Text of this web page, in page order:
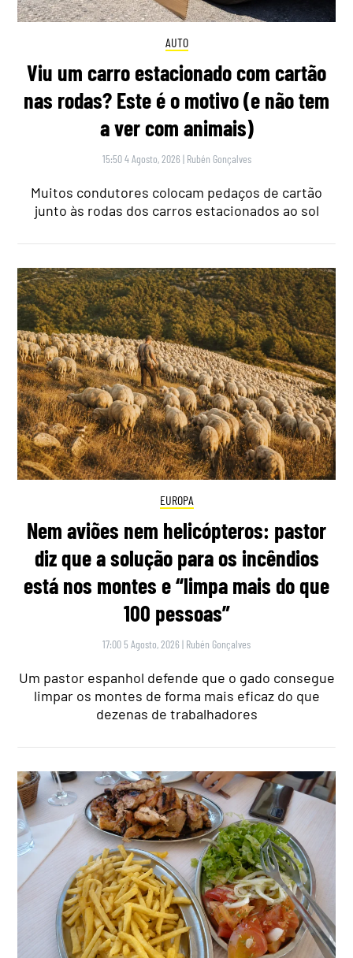
AUTO
Viu um carro estacionado com cartão
nas rodas? Este é o motivo (e não tem
a ver com animais)
15:50 4 Agosto, 2026 | Rubén Gonçalves
Muitos condutores colocam pedaços de cartão
junto às rodas dos carros estacionados ao sol
EUROPA
Nem aviões nem helicópteros: pastor
diz que a solução para os incêndios
está nos montes e “limpa mais do que
100 pessoas”
17:00 5 Agosto, 2026 | Rubén Gonçalves
Um pastor espanhol defende que o gado consegue
limpar os montes de forma mais eficaz do que
dezenas de trabalhadores